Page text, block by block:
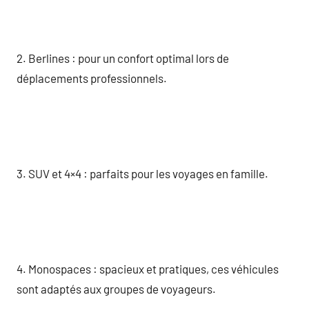
2. Berlines : pour un confort optimal lors de
déplacements professionnels.
3. SUV et 4×4 : parfaits pour les voyages en famille.
4. Monospaces : spacieux et pratiques, ces véhicules
sont adaptés aux groupes de voyageurs.